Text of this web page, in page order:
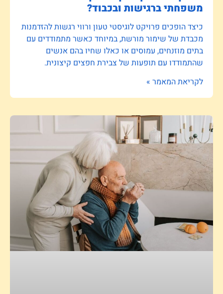
משפחתי ברגישות ובכבוד?
כיצד הופכים פרויקט לוגיסטי טעון ורווי רגשות להזדמנות
מכבדת של שימור מורשת, במיוחד כאשר מתמודדים עם
בתים מוזנחים, עמוסים או כאלו שחיו בהם אנשים
שהתמודדו עם תופעות של צבירת חפצים קיצונית.
לקריאת המאמר »